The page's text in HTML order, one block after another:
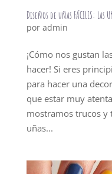
Diseños de uñas FÁCILES: Las
por admin
¡Cómo nos gustan
hacer! Si eres
para hacer una
que estar muy
mostramos trucos y
uñas...